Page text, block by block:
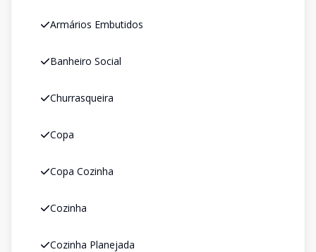
Armários Embutidos
Banheiro Social
Churrasqueira
Copa
Copa Cozinha
Cozinha
Cozinha Planejada